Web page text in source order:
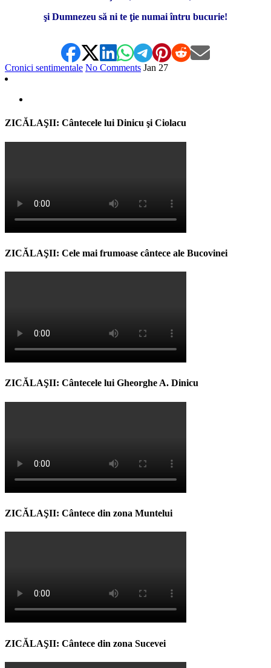
şi Dumnezeu să ni te ţie numai întru bucurie!
Cronici sentimentale No Comments Jan 27
ZICĂLAŞII: Cântecele lui Dinicu şi Ciolacu
ZICĂLAŞII: Cele mai frumoase cântece ale Bucovinei
ZICĂLAŞII: Cântecele lui Gheorghe A. Dinicu
ZICĂLAŞII: Cântece din zona Muntelui
ZICĂLAŞII: Cântece din zona Sucevei